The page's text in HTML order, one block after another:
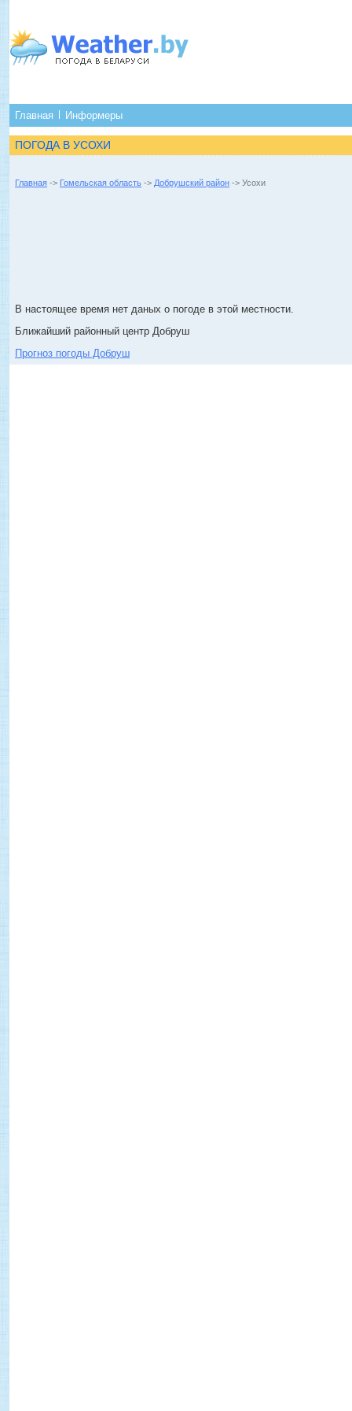
Главная Информеры
ПОГОДА В УСОХИ
Главная -> Гомельская область -> Добрушский район -> Усохи
В настоящее время нет даных о погоде в этой местности.
Ближайший районный центр Добруш
Прогноз погоды Добруш